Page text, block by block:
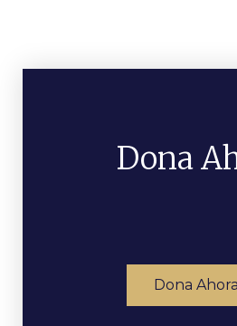
Dona
Dona Ahora